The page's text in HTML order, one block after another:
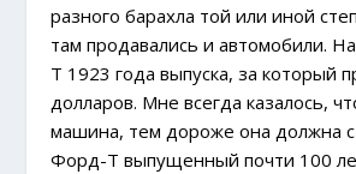
разного барахла той или иной
там продавались и автомобили.
Т 1923 года выпуска, за который
долларов. Мне всегда казалось,
машина, тем дороже она должна
Форд-Т выпущенный почти 100